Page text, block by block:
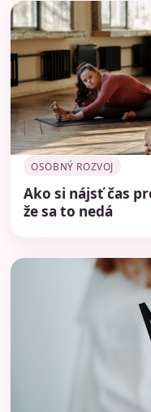
OSOBNÝ ROZVOJ
Ako si nájsť čas
že sa to nedá